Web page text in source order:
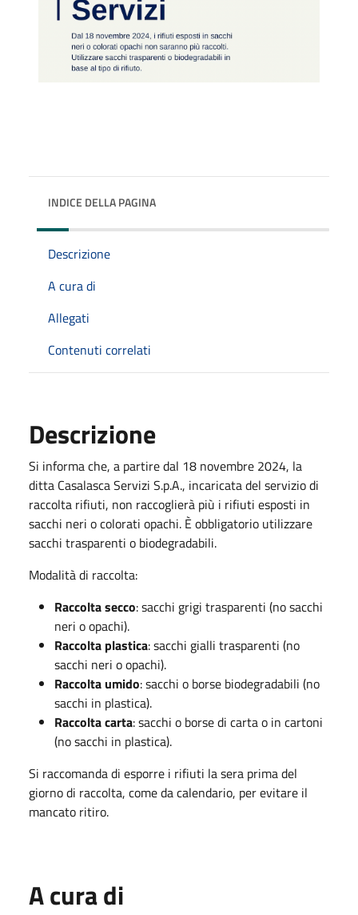
INDICE DELLA PAGINA
Descrizione
A cura di
Allegati
Contenuti correlati
Descrizione
Si informa che, a partire dal 18 novembre 2024, la
ditta Casalasca Servizi S.p.A., incaricata del servizio di
raccolta rifiuti, non raccoglierà più i rifiuti esposti in
sacchi neri o colorati opachi. È obbligatorio utilizzare
sacchi trasparenti o biodegradabili.
Modalità di raccolta:
Raccolta secco: sacchi grigi trasparenti (no sacchi
neri o opachi).
Raccolta plastica: sacchi gialli trasparenti (no
sacchi neri o opachi).
Raccolta umido: sacchi o borse biodegradabili (no
sacchi in plastica).
Raccolta carta: sacchi o borse di carta o in cartoni
(no sacchi in plastica).
Si raccomanda di esporre i rifiuti la sera prima del
giorno di raccolta, come da calendario, per evitare il
mancato ritiro.
A cura di